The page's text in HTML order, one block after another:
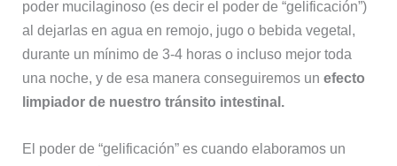
poder mucilaginoso (es decir el poder de “gelificación”)
al dejarlas en agua en remojo, jugo o bebida vegetal,
durante un mínimo de 3-4 horas o incluso mejor toda
una noche, y de esa manera conseguiremos unefecto
limpiador de nuestro tránsito intestinal.
El poder de “gelificación” es cuando elaboramos un